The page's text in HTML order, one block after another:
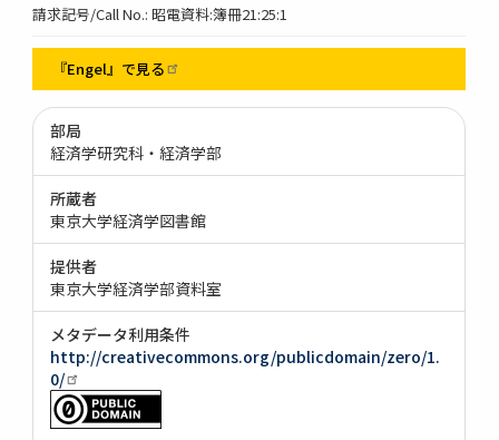
請求記号/Call No.: 昭電資料:簿冊21:25:1
『Engel』で見る
部局
経済学研究科・経済学部
所蔵者
東京大学経済学図書館
提供者
東京大学経済学部資料室
メタデータ利用条件
http://creativecommons.org/publicdomain/zero/1.
0/